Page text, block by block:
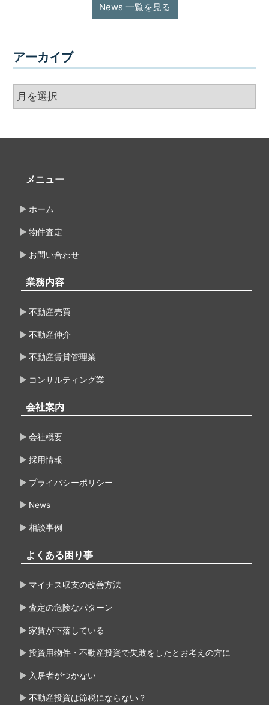
News 一覧を見る
アーカイブ
ア
ー
イ
メニュー
ホーム
物件査定
お問い合わせ
業務内容
不動産売買
不動産仲介
不動産賃貸管理業
コンサルティング業
会社案内
会社概要
採用情報
プライバシーポリシー
News
相談事例
よくある困り事
マイナス収支の改善方法
査定の危険なパターン
家賃が下落している
投資用物件・不動産投資で失敗をしたとお考えの方に
入居者がつかない
不動産投資は節税にならない？